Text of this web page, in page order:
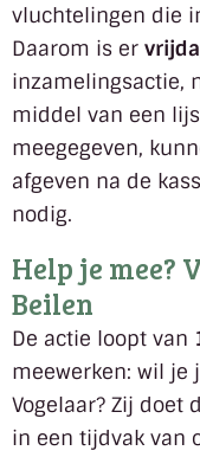
vluchtelingen die
Daarom is er v
inzamelingsactie,
middel van een
meegegeven,
afgeven na de
nodig.
Help je mee?
Beilen
De actie loopt van
meewerken: wil je
Vogelaar? Zij doet
in een tijdvak van